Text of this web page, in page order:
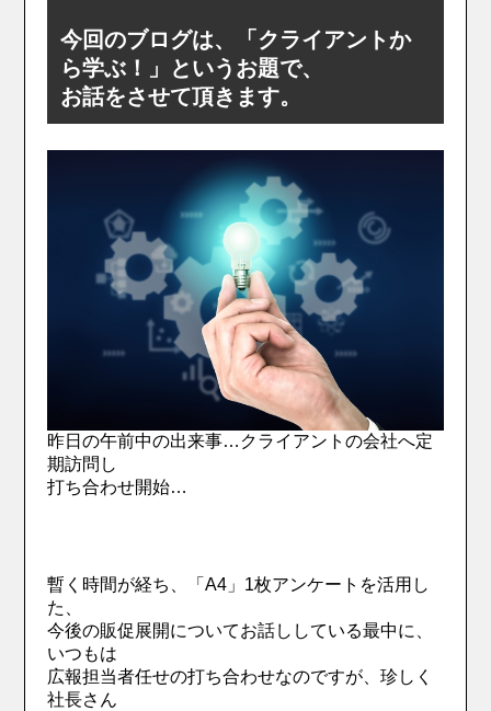
今回のブログは、「クライアントか
ら学ぶ！」というお題で、
お話をさせて頂きます。
昨日の午前中の出来事…クライアントの会社へ定
期訪問し
打ち合わせ開始…
暫く時間が経ち、「A4」1枚アンケートを活用し
た、
今後の販促展開についてお話ししている最中に、
いつもは
広報担当者任せの打ち合わせなのですが、珍しく
社長さん